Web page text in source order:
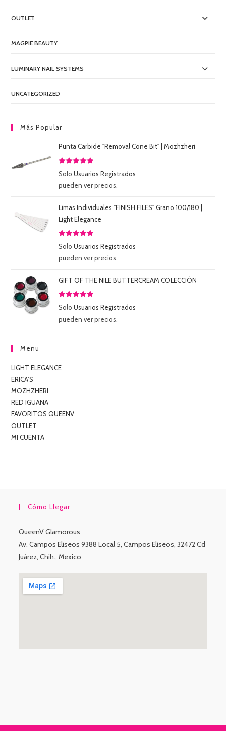
OUTLET
MAGPIE BEAUTY
LUMINARY NAIL SYSTEMS
UNCATEGORIZED
Más Popular
Punta Carbide "Removal Cone Bit" | Mozhzheri
Valorado
5
SoloUsuarios Registrados
pueden ver precios.
Limas Individuales "FINISH FILES" Grano 100/180 |
Light Elegance
Valorado
5.00
5
SoloUsuarios Registrados
pueden ver precios.
GIFT OF THE NILE BUTTERCREAM COLECCIÓN
Valorado
5.00
5
SoloUsuarios Registrados
pueden ver precios.
Menu
LIGHT ELEGANCE
ERICA’S
MOZHZHERI
RED IGUANA
FAVORITOS QUEENV
OUTLET
MI CUENTA
Cómo Llegar
QueenV Glamorous
Av. Campos Eliseos 9388 Local 5, Campos Elíseos, 32472 Cd
Juárez, Chih., Mexico